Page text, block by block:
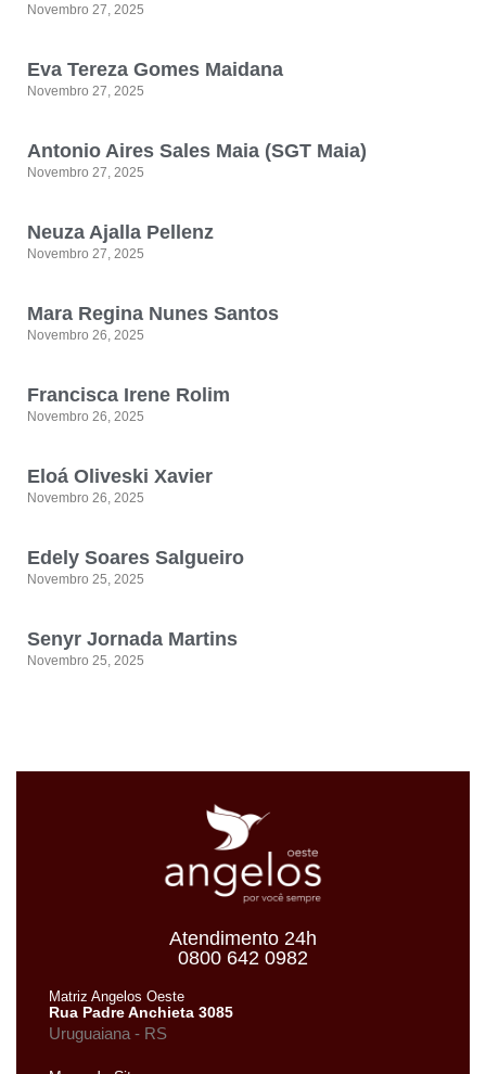
Novembro 27, 2025
Eva Tereza Gomes Maidana
Novembro 27, 2025
Antonio Aires Sales Maia (SGT Maia)
Novembro 27, 2025
Neuza Ajalla Pellenz
Novembro 27, 2025
Mara Regina Nunes Santos
Novembro 26, 2025
Francisca Irene Rolim
Novembro 26, 2025
Eloá Oliveski Xavier
Novembro 26, 2025
Edely Soares Salgueiro
Novembro 25, 2025
Senyr Jornada Martins
Novembro 25, 2025
Atendimento 24h
0800 642 0982
Matriz Angelos Oeste
Rua Padre Anchieta 3085
Uruguaiana - RS